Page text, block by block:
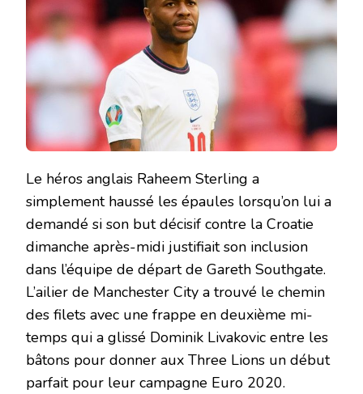
Le héros anglais Raheem Sterling a
simplement haussé les épaules lorsqu’on lui a
demandé si son but décisif contre la Croatie
dimanche après-midi justifiait son inclusion
dans l’équipe de départ de Gareth Southgate.
L’ailier de Manchester City a trouvé le chemin
des filets avec une frappe en deuxième mi-
temps qui a glissé Dominik Livakovic entre les
bâtons pour donner aux Three Lions un début
parfait pour leur campagne Euro 2020.